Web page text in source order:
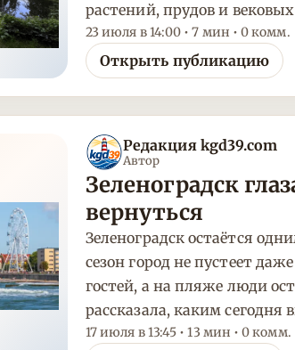
растений, прудов и
23 июля в 14:00 • 7 мин • 0 комм.
Открыть публикацию
Редакция kgd39.com
Автор
Зеленоградск
вернуться
Зеленоградск остаётся
сезон город не пустеет
гостей, а на пляже люди
рассказала, каким
17 июля в 13:45 • 13 мин • 0 комм.